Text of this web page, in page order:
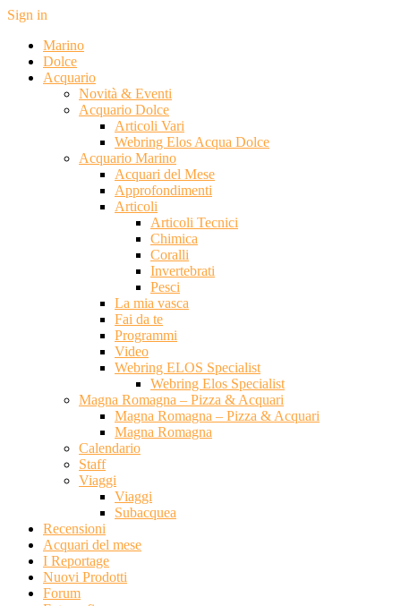
Sign in
Marino
Dolce
Acquario
Novità & Eventi
Acquario Dolce
Articoli Vari
Webring Elos Acqua Dolce
Acquario Marino
Acquari del Mese
Approfondimenti
Articoli
Articoli Tecnici
Chimica
Coralli
Invertebrati
Pesci
La mia vasca
Fai da te
Programmi
Video
Webring ELOS Specialist
Webring Elos Specialist
Magna Romagna – Pizza & Acquari
Magna Romagna – Pizza & Acquari
Magna Romagna
Calendario
Staff
Viaggi
Viaggi
Subacquea
Recensioni
Acquari del mese
I Reportage
Nuovi Prodotti
Forum